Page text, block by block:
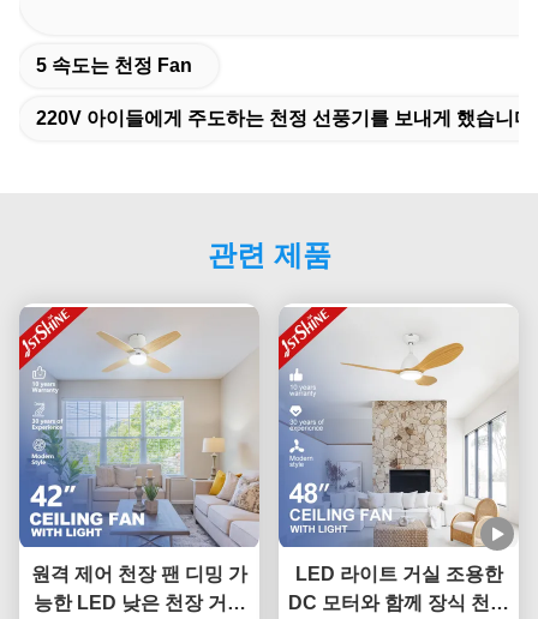
5 속도는 천정 Fan
220V 아이들에게 주도하는 천정 선풍기를 보내게 했습니다
관련 제품
원격 제어 천장 팬 디밍 가
능한 LED 낮은 천장 거실
LED 라이트 거실 조용한
DC 모터와 함께 장식 천장